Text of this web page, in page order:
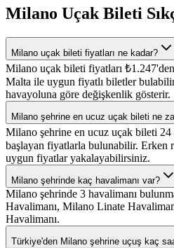
Milano Uçak Bileti
Milano uçak bileti fiyatları ne kadar?
Milano uçak bileti fiyatları
Malta ile uygun fiyatlı biletler
havayoluna göre değişkenlik gösterir.
Milano şehrine en ucuz uçak bileti ne
Milano şehrine en ucuz uçak bileti
başlayan fiyatlarla bulunabilir. Erken
uygun fiyatlar yakalayabilirsiniz.
Milano şehrinde kaç havalimanı var?
Milano şehrinde 3 havalimanı
Havalimanı, Milano Linate
Havalimanı.
Türkiye'den Milano şehrine uçuş kaç